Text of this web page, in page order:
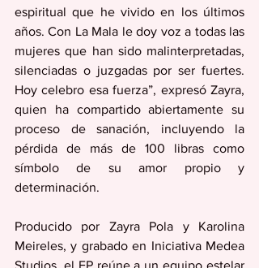
espiritual que he vivido en los últimos
años. Con La Mala le doy voz a todas las
mujeres que han sido malinterpretadas,
silenciadas o juzgadas por ser fuertes.
Hoy celebro esa fuerza”, expresó Zayra,
quien ha compartido abiertamente su
proceso de sanación, incluyendo la
pérdida de más de 100 libras como
símbolo de su amor propio y
determinación.
Producido por Zayra Pola y Karolina
Meireles, y grabado en Iniciativa Medea
Studios, el EP reúne a un equipo estelar